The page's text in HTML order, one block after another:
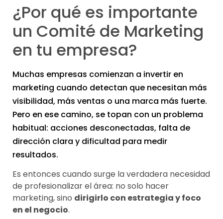
¿Por qué es importante
un Comité de Marketing
en tu empresa?
Muchas empresas comienzan a invertir en
marketing cuando detectan que necesitan más
visibilidad, más ventas o una marca más fuerte.
Pero en ese camino, se topan con un problema
habitual: acciones desconectadas, falta de
dirección clara y dificultad para medir
resultados.
Es entonces cuando surge la verdadera necesidad
de profesionalizar el área: no solo hacer
marketing, sino dirigirlo con estrategia y foco
en el negocio.